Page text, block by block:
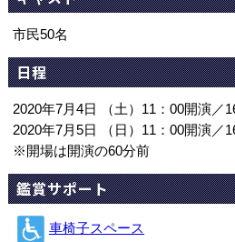
市民50名
日程
2020年7月4日 （土）11：00開演／
2020年7月5日 （日）11：00開演／
※開場は開演の60分前
鑑賞サポート
車椅子スペース